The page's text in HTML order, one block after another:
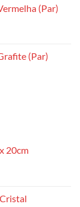
(Par)
(Par)
20cm